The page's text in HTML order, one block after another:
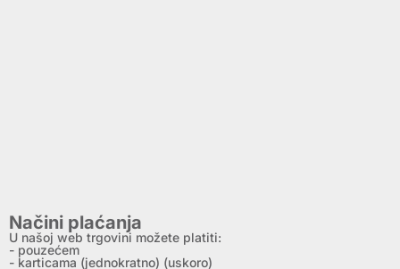
Načini plaćanja
U našoj web trgovini možete platiti:
- pouzećem
- karticama (jednokratno) (uskoro)